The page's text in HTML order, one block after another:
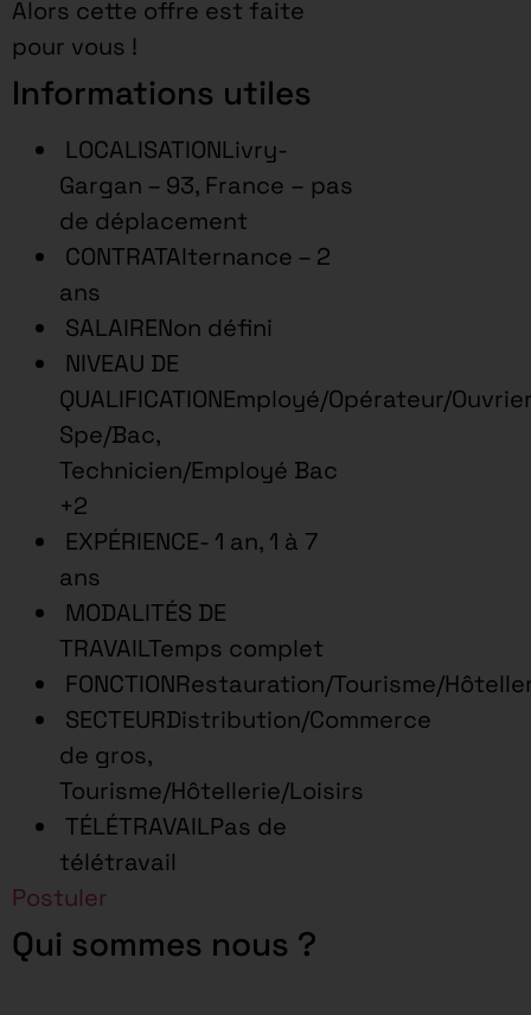
Alors cette offre est faite
pour vous !
Informations utiles
LOCALISATIONLivry-
Gargan – 93, France – pas
de déplacement
CONTRATAlternance – 2
ans
SALAIRENon défini
NIVEAU DE
QUALIFICATIONEmployé/Opérateur/
Spe/Bac,
Technicien/Employé Bac
+2
EXPÉRIENCE- 1 an, 1 à 7
ans
MODALITÉS DE
TRAVAILTemps complet
FONCTIONRestauration/Tourisme/
SECTEURDistribution/Commerce
de gros,
Tourisme/Hôtellerie/Loisirs
TÉLÉTRAVAILPas de
télétravail
Postuler
Qui sommes nous ?